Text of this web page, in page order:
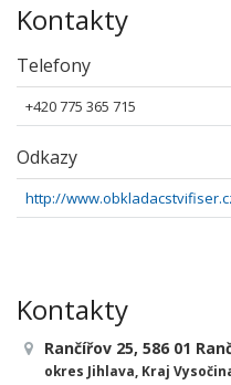
Kontakty
Telefony
+420 775 365 715
Odkazy
http://
Kontakty
Rančířov 25, 586 01
okres Jihlava, Kraj